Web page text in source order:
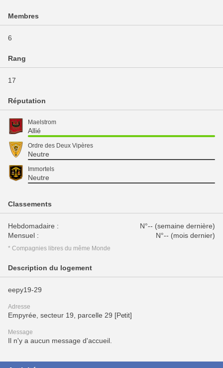
Membres
6
Rang
17
Réputation
Maelstrom
Allié
Ordre des Deux Vipères
Neutre
Immortels
Neutre
Classements
Hebdomadaire :
N°-- (semaine dernière)
Mensuel :
N°-- (mois dernier)
* Compagnies libres du même Monde
Description du logement
eepy19-29
Adresse
Empyrée, secteur 19, parcelle 29 [Petit]
Message
Il n'y a aucun message d'accueil.